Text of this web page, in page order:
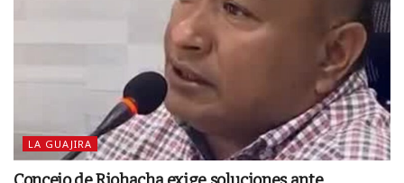
LA GUAJIRA